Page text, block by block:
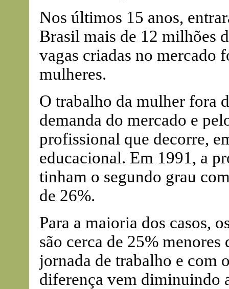
Nos últimos 15 anos,
Brasil mais de 12 milhões
vagas criadas no mercado
mulheres.
O trabalho da mulher fora
demanda do mercado e
profissional que decorre,
educacional. Em 1991, a
tinham o segundo grau
de 26%.
Para a maioria dos casos,
são cerca de 25% menores
jornada de trabalho e com
diferença vem diminuindo